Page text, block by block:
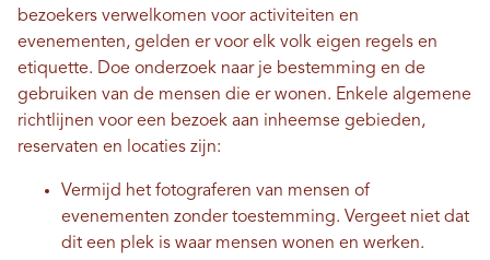
bezoekers verwelkomen voor activiteiten en
evenementen, gelden er voor elk volk eigen regels en
etiquette. Doe onderzoek naar je bestemming en de
gebruiken van de mensen die er wonen. Enkele algemene
richtlijnen voor een bezoek aan inheemse gebieden,
reservaten en locaties zijn:
Vermijd het fotograferen van mensen of
evenementen zonder toestemming. Vergeet niet dat
dit een plek is waar mensen wonen en werken.